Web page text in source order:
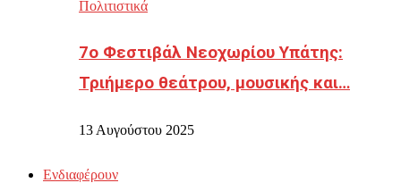
Πολιτιστικά
7ο Φεστιβάλ Νεοχωρίου Υπάτης:
Τριήμερο θεάτρου, μουσικής και…
13 Αυγούστου 2025
Ενδιαφέρουν